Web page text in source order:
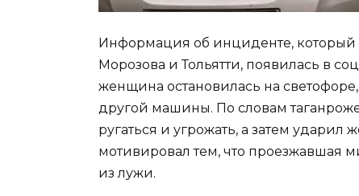
Информация об инциденте,
Морозова и Тольятти, появилась в
женщина остановилась на
другой машины. По словам
ругаться и угрожать, а затем
мотивировал тем, что проезжавшая
из лужи.